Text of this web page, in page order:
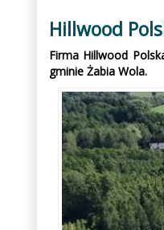
Hillwood
Firma Hillwood
gminie Żabia Wola.